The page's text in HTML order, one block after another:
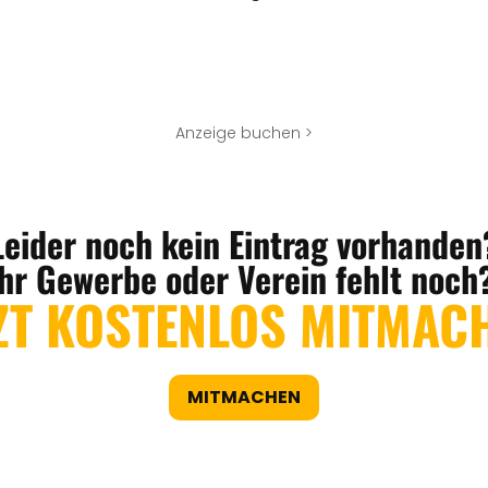
Anzeige buchen >
noch kein Eintrag
Gewerbe oder Verein fehlt
KOSTENLOS
MITMACHEN